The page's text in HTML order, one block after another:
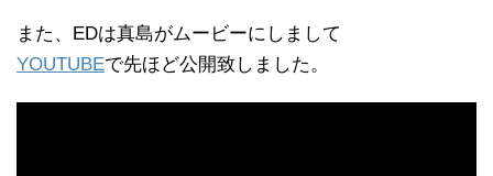
また、EDは真島がムービーにしまして
YOUTUBEで先ほど公開致しました。